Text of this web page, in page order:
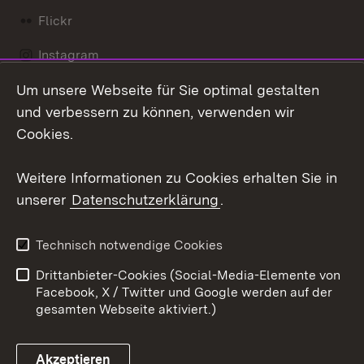
Flickr
Instagram
Social Wall
Barrierefreiheit
Benutzungshinweise
Impressum
Cookies
Um unsere Webseite für Sie optimal gestalten
und verbessern zu können, verwenden wir
Cookies.
Weitere Informationen zu Cookies erhalten Sie in
unserer Datenschutzerklärung.
Technisch notwendige Cookies
Drittanbieter-Cookies (Social-Media-Elemente von
Facebook, X / Twitter und Google werden auf der
gesamten Webseite aktiviert.)
Akzeptieren